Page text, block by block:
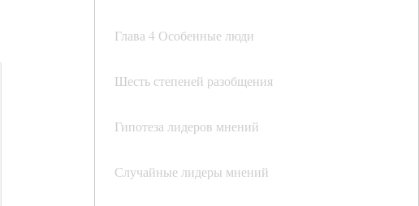
Глава 4 Особенные люди
Шесть степеней разобщения
Гипотеза лидеров мнений
Случайные лидеры мнений